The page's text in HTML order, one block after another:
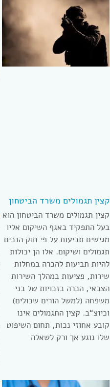
קצין תגמולים משרד הביטחון
קצין תגמולים משרד הביטחון הוא
בעל התפקיד באגף השיקום אליו
מגישים תביעות על פי חוק הנכים
תגמולים ושיקום. אלו הן יכולות
להיות תביעות להכרה במחלות
שירות, פציעות במהלך השירות
הצבאי, הכרה בזכויות של בני
משפחה (למשל הורים שכולים)
וכיוצ“ב. קצין התגמולים אינו
קובע אחוזי נכות, תחום השיפוט
שלו נוגע אך ורק לשאלה